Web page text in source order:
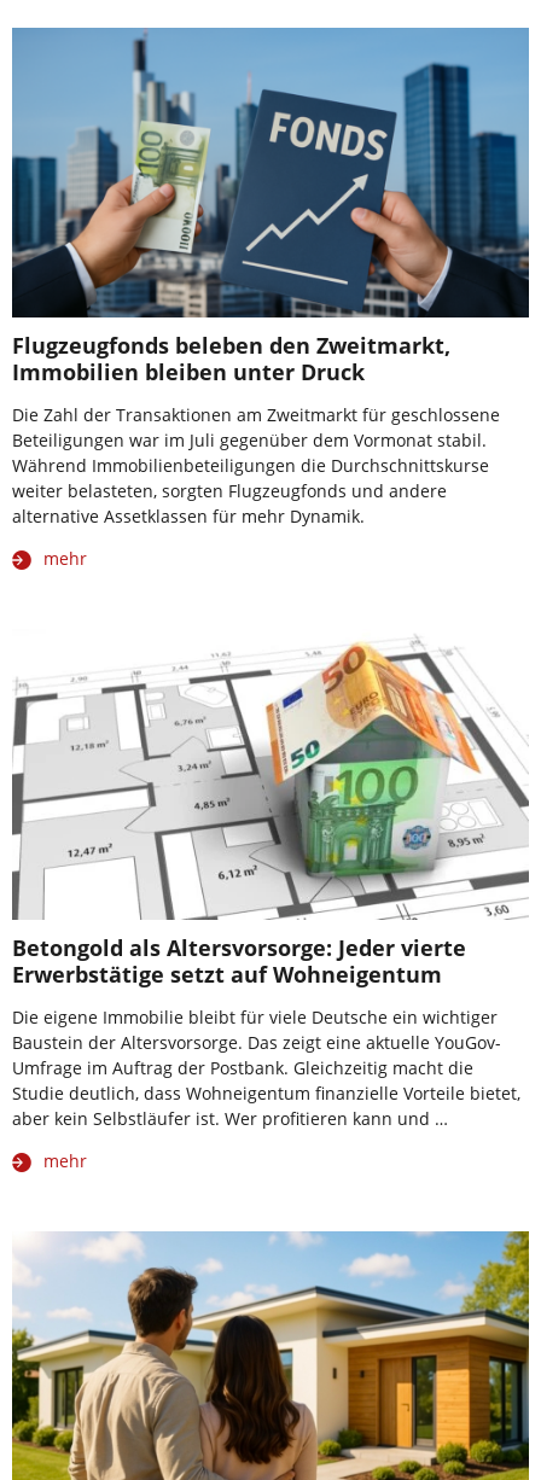
Flugzeugfonds beleben den Zweitmarkt,
Immobilien bleiben unter Druck
Die Zahl der Transaktionen am Zweitmarkt für geschlossene
Beteiligungen war im Juli gegenüber dem Vormonat stabil.
Während Immobilienbeteiligungen die Durchschnittskurse
weiter belasteten, sorgten Flugzeugfonds und andere
alternative Assetklassen für mehr Dynamik.
mehr
Betongold als Altersvorsorge: Jeder vierte
Erwerbstätige setzt auf Wohneigentum
Die eigene Immobilie bleibt für viele Deutsche ein wichtiger
Baustein der Altersvorsorge. Das zeigt eine aktuelle YouGov-
Umfrage im Auftrag der Postbank. Gleichzeitig macht die
Studie deutlich, dass Wohneigentum finanzielle Vorteile bietet,
aber kein Selbstläufer ist. Wer profitieren kann und …
mehr